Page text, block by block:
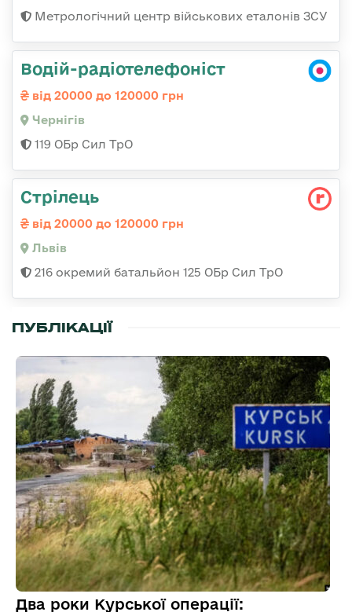
Метрологічний центр військових еталонів ЗСУ
Водій-радіотелефоніст
від 20000 до 120000 грн
Чернігів
119 ОБр Сил ТрО
Стрілець
від 20000 до 120000 грн
Львів
216 окремий батальйон 125 ОБр Сил ТрО
ПУБЛІКАЦІЇ
Два роки Курської операції: